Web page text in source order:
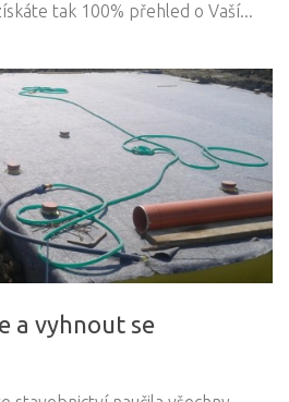
tak 100% přehled o Vaší...
a vyhnout se